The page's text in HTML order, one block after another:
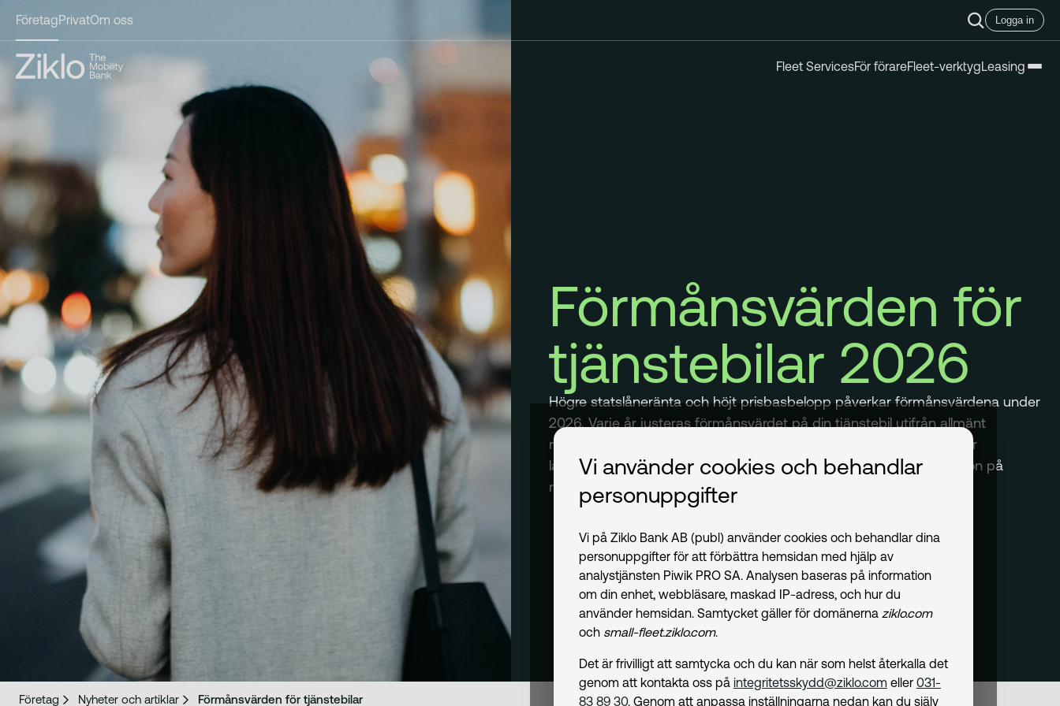
FöretagPrivatOm oss Logga in
Fleet ServicesFör förareFleet-verktygLeasing
Förmånsvärden för
tjänstebilar 2026
Högre statslåneränta och höjt prisbasbelopp påverkar förmånsvärdena under
2026. Varje år justeras förmånsvärdet på din tjänstebil utifrån allmänt
ränteläge och prisutvecklingen i Sverige. Välj med fördel en elbil eller
laddhybrid så får du fortsatt lägre förmånsvärde genom en reduktion på
nybilspriset.
Företag Nyheter och artiklar Förmånsvärden för tjänstebilar
Vi använder cookies och behandlar
personuppgifter
Vi på Ziklo Bank AB (publ) använder cookies och behandlar dina
personuppgifter för att förbättra hemsidan med hjälp av
analystjänsten Piwik PRO SA. Analysen baseras på information
om din enhet, webbläsare, maskad IP-adress, och hur du
använder hemsidan. Samtycket gäller för domänerna ziklo.com
och small-fleet.ziklo.com.
Det är frivilligt att samtycka och du kan när som helst återkalla det
genom att kontakta oss på integritetsskydd@ziklo.com eller 031-
83 89 30. Genom att anpassa inställningarna nedan kan du själv